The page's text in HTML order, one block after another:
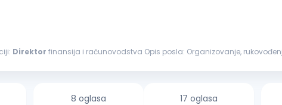
Direktor finansija i računovodstva Opis posla: Organizovanje, rukovođenje i odgovornost za sektor finansija i računovodstva
8 oglasa 17 oglasa